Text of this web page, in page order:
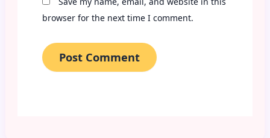
browser for the next time I comment.